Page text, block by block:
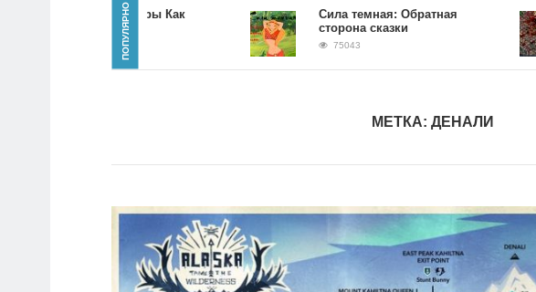
ПОПУЛЯРНО
Прохождение игры Как
Сила темная: Обратная
сторона сказки
75043
МЕТКА: ДЕНАЛИ